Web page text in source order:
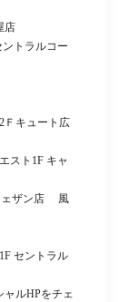
店
トラルコー
キュート広
スト1F キャ
ェザン店 風
セントラル
ルHPをチェ